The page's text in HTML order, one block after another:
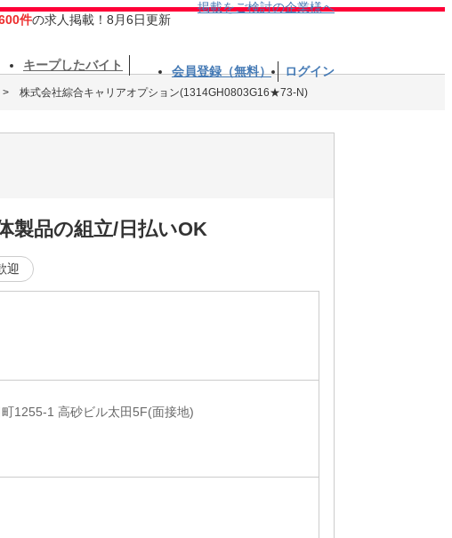
件の求人掲載！8月6日更新
掲載をご検討の企業様へ
キープしたバイト 会員登録（無料） ログイン
株式会社綜合キャリアオプション(1314GH0803G16★73-N)
製品の組立/日払いOK
迎
1255-1 高砂ビル太田5F(面接地)